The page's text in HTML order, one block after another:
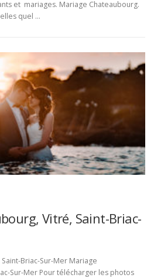
et mariages. Mariage Chateaubourg.
quel …
Vitré, Saint-Briac-
Briac-Sur-Mer Mariage
Sur-Mer Pour télécharger les photos